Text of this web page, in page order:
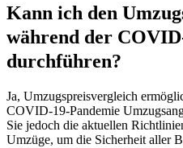
Kann ich den
während der
durchführen?
Ja, Umzugspreisvergleich
COVID-19-Pandemie
Sie jedoch die aktuellen
Umzüge, um die Sicherheit aller